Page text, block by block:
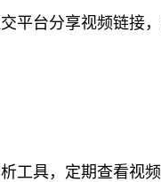
平台分享视频链接
工具，定期查看视